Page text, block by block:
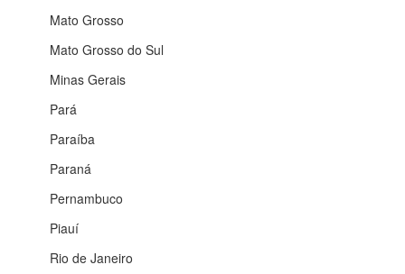
Mato Grosso
Mato Grosso do Sul
Minas Gerais
Pará
Paraíba
Paraná
Pernambuco
Piauí
Rio de Janeiro